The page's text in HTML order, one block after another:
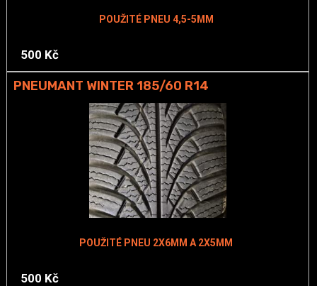
POUŽITÉ PNEU 4,5-5MM
500 Kč
PNEUMANT WINTER 185/60 R14
POUŽITÉ PNEU 2X6MM A 2X5MM
500 Kč